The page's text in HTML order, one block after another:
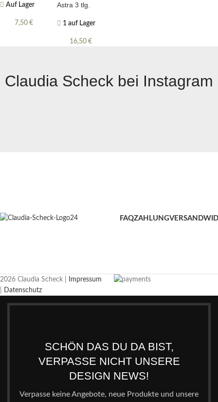
Auf Lager
7,50 €
Astra 3 tlg.
1 auf Lager
16,50 €
Claudia Scheck bei Instagram
FAQZAHLUNGVERSAND
2026 Claudia Scheck |
Impressum
Datenschutz
SCHÖN DAS DU DA BIST,
VERPASSE NICHT UNSERE
DESIGN NEWS!
Verpasse keine Angebote, neue Produkte und unsere